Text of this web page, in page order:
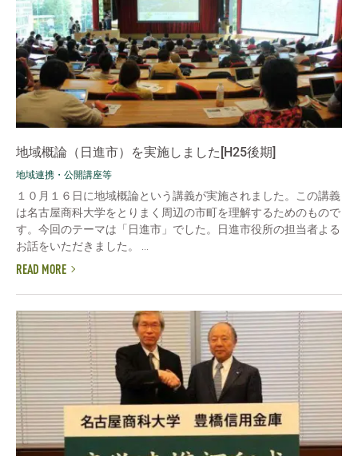
地域概論（日進市）を実施しました[H25後期]
地域連携・公開講座等
１０月１６日に地域概論という講義が実施されました。この講義
は名古屋商科大学をとりまく周辺の市町を理解するためのもので
す。今回のテーマは「日進市」でした。日進市役所の担当者よる
お話をいただきました。 ...
READ MORE